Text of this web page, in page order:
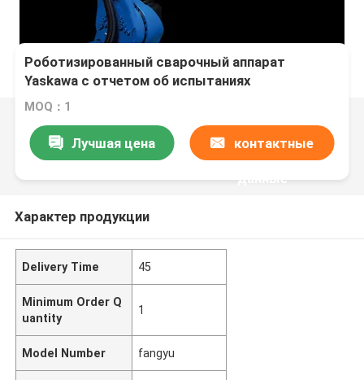
Роботизированный сварочный аппарат
Yaskawa с отчетом об испытаниях
оборудования
MOQ：1
Лучшая цена контактные
данные
Характер продукции
Delivery Time 45
Minimum Order Q
uantity
1
Model Number fangyu